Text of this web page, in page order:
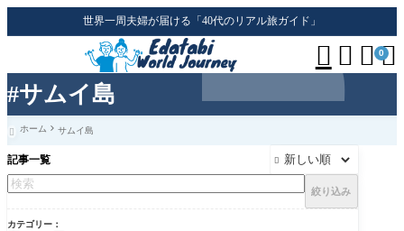
#サムイ島
世界一周夫婦が届ける「40代のリアル旅ガイド」
   0
 ホーム サムイ島
記事一覧 
絞り込み
カテゴリー